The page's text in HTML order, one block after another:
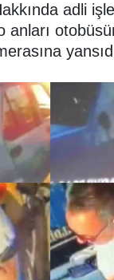
adli
anları